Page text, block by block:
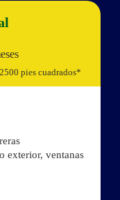
pies cuadrados*
exterior, ventanas